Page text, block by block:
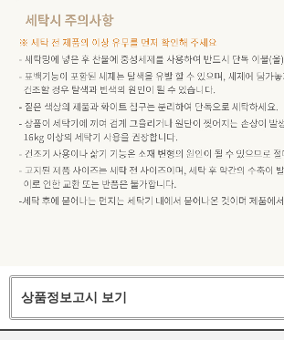
상품정보고시 보기